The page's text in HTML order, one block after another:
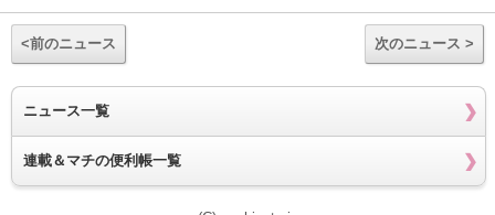
<前のニュース 次のニュース >
ニュース一覧
連載＆マチの便利帳一覧